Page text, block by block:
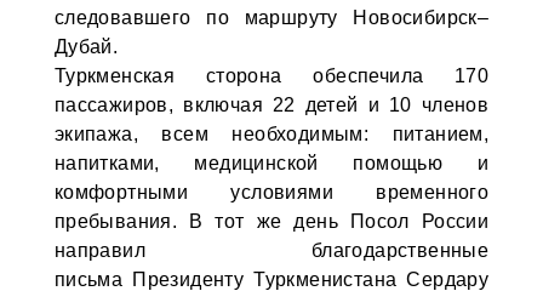
следовавшего по маршруту Новосибирск–
Дубай.
Туркменская сторона обеспечила 170
пассажиров, включая 22 детей и 10 членов
экипажа, всем необходимым: питанием,
напитками, медицинской помощью и
комфортными условиями временного
пребывания. В тот же день Посол России
направил благодарственные
письма Президенту Туркменистана Сердару